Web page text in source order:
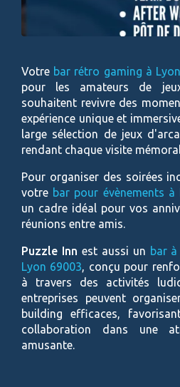
Votre bar rétro gaming à
pour les amateurs de
souhaitent revivre des
expérience unique et
large sélection de jeux
rendant chaque visite
Pour organiser des soirées
votre bar pour évènements à
un cadre idéal pour vos
réunions entre amis.
Puzzle Inn est aussi un bar
Lyon 69003, conçu pour
à travers des activités
entreprises peuvent
building efficaces,
collaboration dans une
amusante.